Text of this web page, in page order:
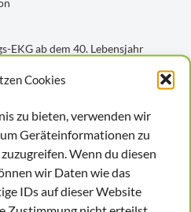
Cookies
zu bieten, verwenden wir
Geräteinformationen zu
Wenn du diesen
wir Daten wie das
IDs auf dieser Website
EKG ab dem 40. Lebensjahr
je nach Alter und
in der Regel alle 12 bis 36
soll das